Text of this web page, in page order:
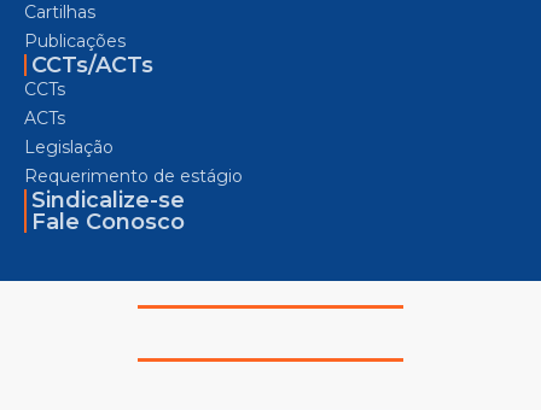
Cartilhas
Publicações
CCTs/ACTs
CCTs
ACTs
Legislação
Requerimento de estágio
Sindicalize-se
Fale Conosco